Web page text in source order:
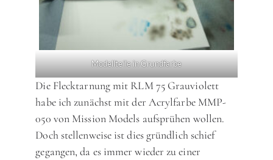
Modellteile in Grundfarbe
Die Flecktarnung mit RLM 75 Grauviolett
habe ich zunächst mit der Acrylfarbe MMP-
050 von Mission Models aufsprühen wollen.
Doch stellenweise ist dies gründlich schief
gegangen, da es immer wieder zu einer